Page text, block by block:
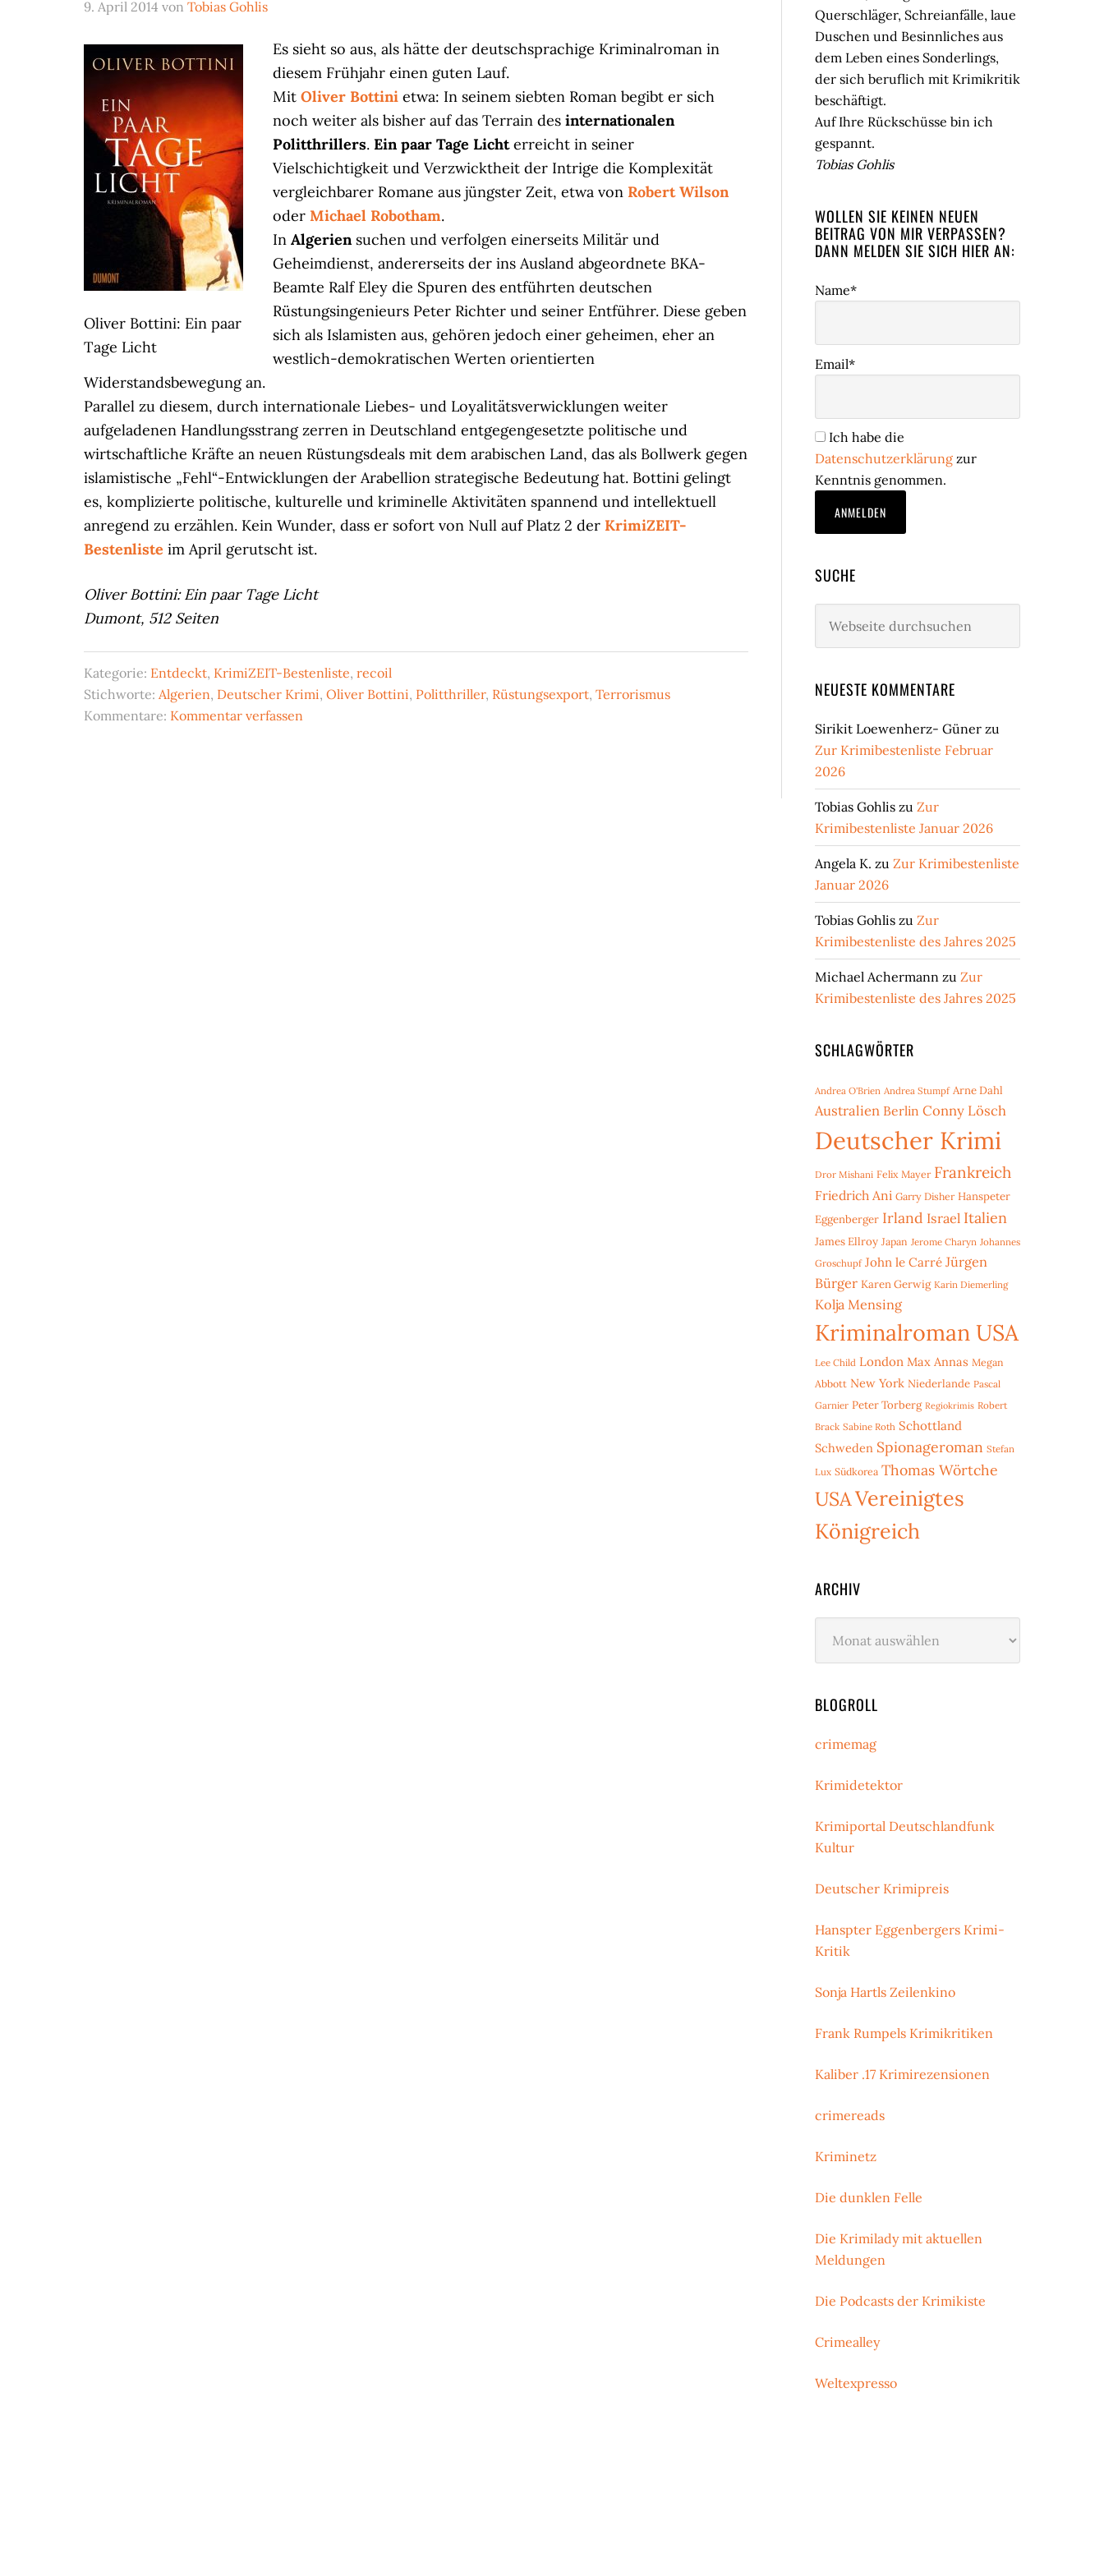
9. April 2014 von Tobias Gohlis
Oliver Bottini: Ein paar
Tage Licht
Es sieht so aus, als hätte der deutschsprachige Kriminalroman in
diesem Frühjahr einen guten Lauf.
Mit Oliver Bottini etwa: In seinem siebten Roman begibt er sich
noch weiter als bisher auf das Terrain des internationalen
Politthrillers. Ein paar Tage Lichterreicht in seiner
Vielschichtigkeit und Verzwicktheit der Intrige die Komplexität
vergleichbarer Romane aus jüngster Zeit, etwa von Robert Wilson
oder Michael Robotham.
In Algeriensuchen und verfolgen einerseits Militär und
Geheimdienst, andererseits der ins Ausland abgeordnete BKA-
Beamte Ralf Eley die Spuren des entführten deutschen
Rüstungsingenieurs Peter Richter und seiner Entführer. Diese geben
sich als Islamisten aus, gehören jedoch einer geheimen, eher an
westlich-demokratischen Werten orientierten
Widerstandsbewegung an.
Parallel zu diesem, durch internationale Liebes- und Loyalitätsverwicklungen weiter
aufgeladenen Handlungsstrang zerren in Deutschland entgegengesetzte politische und
wirtschaftliche Kräfte an neuen Rüstungsdeals mit dem arabischen Land, das als Bollwerk gegen
islamistische „Fehl“-Entwicklungen der Arabellion strategische Bedeutung hat. Bottini gelingt
es, komplizierte politische, kulturelle und kriminelle Aktivitäten spannend und intellektuell
anregend zu erzählen. Kein Wunder, dass er sofort von Null auf Platz 2 der KrimiZEIT-
Bestenliste im April gerutscht ist.
Oliver Bottini: Ein paar Tage Licht
Dumont, 512 Seiten
Kategorie: Entdeckt, KrimiZEIT-Bestenliste, recoil
Stichworte: Algerien, Deutscher Krimi, Oliver Bottini, Politthriller, Rüstungsexport, Terrorismus
Kommentare: Kommentar verfassen
Querschläger, Schreianfälle, laue
Duschen und Besinnliches aus
dem Leben eines Sonderlings,
der sich beruflich mit Krimikritik
beschäftigt.
Auf Ihre Rückschüsse bin ich
gespannt.
Tobias Gohlis
WOLLEN SIE KEINEN NEUEN
BEITRAG VON MIR VERPASSEN?
DANN MELDEN SIE SICH HIER AN:
Name*
Email*
Ich habe die
Datenschutzerklärung zur
Kenntnis genommen.
SUCHE
durchsuchen
NEUESTE KOMMENTARE
Sirikit Loewenherz- Güner zu
Zur Krimibestenliste Februar
2026
Tobias Gohlis zu Zur
Krimibestenliste Januar 2026
Angela K. zu Zur Krimibestenliste
Januar 2026
Tobias Gohlis zu Zur
Krimibestenliste des Jahres 2025
Michael Achermann zu Zur
Krimibestenliste des Jahres 2025
SCHLAGWÖRTER
Andrea O'Brien Andrea Stumpf Arne Dahl
Australien Berlin Conny Lösch
Deutscher Krimi
Dror Mishani Felix Mayer Frankreich
Friedrich Ani Garry Disher Hanspeter
Eggenberger Irland Israel Italien
James Ellroy Japan Jerome Charyn Johannes
Groschupf John le Carré Jürgen
Bürger Karen Gerwig Karin Diemerling
Kolja Mensing
Kriminalroman USA
Lee Child London Max Annas Megan
Abbott New York Niederlande Pascal
Garnier Peter Torberg Regiokrimis Robert
Brack Sabine Roth Schottland
Schweden Spionageroman Stefan
Lux Südkorea Thomas Wörtche
USAVereinigtes
Königreich
ARCHIV
BLOGROLL
crimemag
Krimidetektor
Krimiportal Deutschlandfunk
Kultur
Deutscher Krimipreis
Hanspter Eggenbergers Krimi-
Kritik
Sonja Hartls Zeilenkino
Frank Rumpels Krimikritiken
Kaliber .17 Krimirezensionen
crimereads
Kriminetz
Die dunklen Felle
Die Krimilady mit aktuellen
Meldungen
Die Podcasts der Krimikiste
Crimealley
Weltexpresso